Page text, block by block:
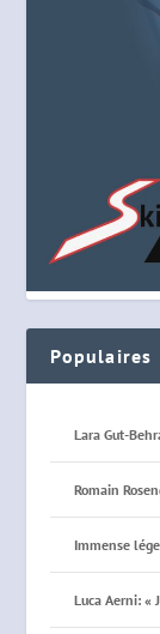
Populaires
Lara Gut-
Romain
Immense
Luca Aerni: «